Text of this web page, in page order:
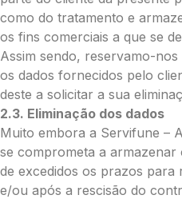
Palma:
Pequena (€85)
Média (€100)
Grande (€115)
Cruz:
Pequena (€85)
Média (€100)
Grande (€115)
Coração:
como do tratamento e
os fins comerciais a que se
Assim sendo, reservamo-
os dados fornecidos pelo
deste a solicitar a sua
2.3. Eliminação dos dados
Muito embora a Servifune –
se comprometa a armazenar
de excedidos os prazos para
e/ou após a rescisão do